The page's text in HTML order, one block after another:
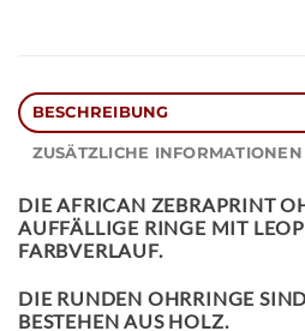
BESCHREIBUNG
ZUSÄTZLICHE INFORMATIONEN
DIEAFRICAN ZEBRAPRINT
AUFFÄLLIGE RINGE MIT
FARBVERLAUF.
DIE RUNDEN OHRRINGE
BESTEHEN AUS HOLZ.